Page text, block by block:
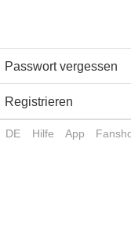
Passwort vergessen
Registrieren
DE Hilfe App